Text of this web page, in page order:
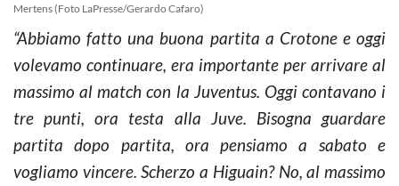
Mertens (Foto LaPresse/Gerardo Cafaro)
“Abbiamo fatto una buona partita a Crotone e oggi
volevamo continuare, era importante per arrivare al
massimo al match con la Juventus. Oggi contavano i
tre punti, ora testa alla Juve. Bisogna guardare
partita dopo partita, ora pensiamo a sabato e
vogliamo vincere. Scherzo a Higuain? No, al massimo